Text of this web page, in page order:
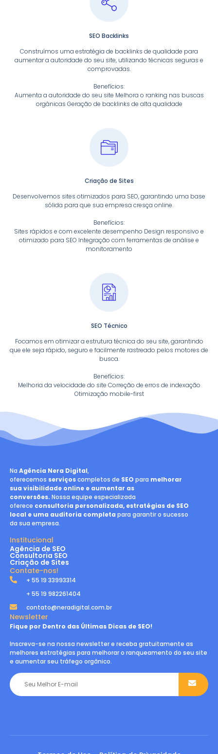
SEO Backlinks
Construímos uma estratégia de backlinks de qualidade para
aumentar a autoridade do seu site, utilizando técnicas seguras e
comprovadas.
Benefícios:
Aumenta a autoridade do seu site Melhora o ranking nas buscas
orgânicas Geração de backlinks de alta qualidade
Criação de Sites
Desenvolvemos sites otimizados para SEO, garantindo uma base
sólida para que sua empresa cresça online.
Benefícios:
Sites rápidos e com excelente desempenho Design responsivo e
otimizado para SEO Integração com ferramentas de análise e
monitoramento
SEO Técnico
Focamos em otimizar a estrutura técnica do seu site, garantindo
que ele seja rápido, seguro e facilmente rastreado pelos motores de
busca.
Benefícios:
Melhoria da velocidade do site Correção de erros de indexação
Otimização mobile-first
Na Agência Nera Digital,
oferecemos serviçoscompletos de SEO para melhorar
sua visibilidade online e aumentar as
conversões. Nossa equipe especializada
oferece consultoria personalizada, estratégias de SEO
local e uma auditoria completa para garantir o sucesso
da sua empresa.
Institucional
Agência de SEO
Consultoria SEO
Criação de Sites
Contate-nos!
+ 55 19 33993314
+ 55 19 982261404
contato@neradigital.com.br
Newsletter
Fique por Dentro das Últimas Dicas de SEO!
Inscreva-se na nossa newsletter e receba gratuitamente as
melhores estratégias para melhorar o ranqueamento do seu site
e aumentar seu tráfego orgânico.